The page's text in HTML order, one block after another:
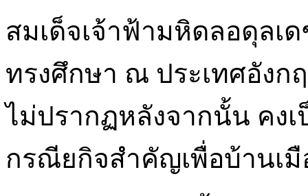
สมเด็จเจ้าฟ้ามหิดลอดุลเ
ทรงศึกษา ณ ประเทศอังก
ไม่ปรากฏหลังจากนั้น คงเ
กรณียกิจสำคัญเพื่อบ้านเมื